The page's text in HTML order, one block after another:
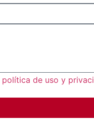
política de uso y